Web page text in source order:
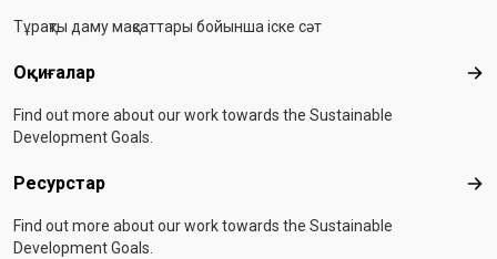
Тұрақты даму мақсаттары бойынша іске сәт
Оқиғалар
Find out more about our work towards the Sustainable
Development Goals.
Ресурстар
Find out more about our work towards the Sustainable
Development Goals.